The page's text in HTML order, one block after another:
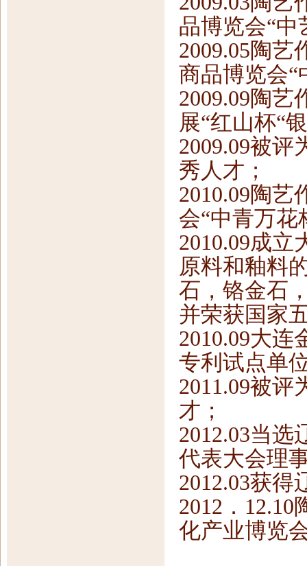
品博览会“中
2009.05陶艺
商品博览会“
2009.09陶艺
展“红山杯“
2009.09被
秀人才；
2010.09陶艺
会“中青万花
2010.09成
原料和釉料
石，铬金石
并荣获国家
2010.09大
专利试点单
2011.09被
才；
2012.03当
代表大会理
2012.03获
2012．
化产业博览